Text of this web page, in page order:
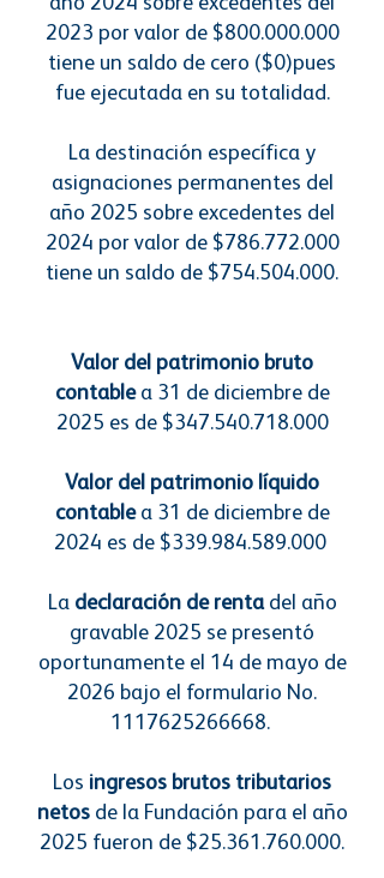
2023 por valor de $800.000.000
tiene un saldo de cero ($0)pues
fue ejecutada en su totalidad.
La destinación específica y
asignaciones permanentes del
año 2025 sobre excedentes del
2024 por valor de $786.772.000
tiene un saldo de $754.504.000.
Valor del patrimonio bruto
contablea 31 de diciembre de
2025 es de $347.540.718.000
Valor del patrimonio líquido
contablea 31 de diciembre de
2024 es de $339.984.589.000
La declaración de rentadel año
gravable 2025 se presentó
oportunamente el 14 de mayo de
2026 bajo el formulario No.
1117625266668.
Los ingresos brutos tributarios
netosde la Fundación para el año
2025 fueron de $25.361.760.000.